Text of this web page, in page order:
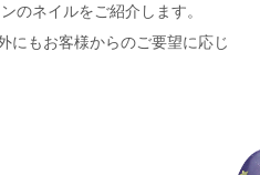
のネイルをご紹介します。
にもお客様からのご要望に応じ